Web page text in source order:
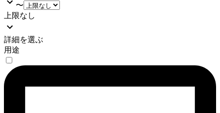
〜
上限なし
詳細を選ぶ
用途